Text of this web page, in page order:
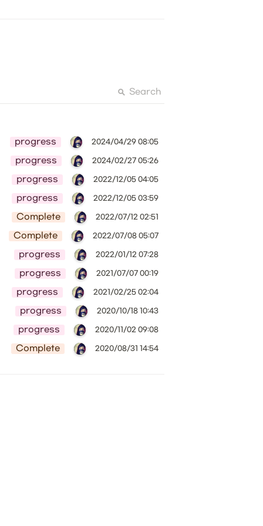
Search
progress 2024/04/29 08:05
progress 2024/02/27 05:26
progress 2022/12/05 04:05
progress 2022/12/05 03:59
Complete 2022/07/12 02:51
Complete 2022/07/08 05:07
progress 2022/01/12 07:28
progress 2021/07/07 00:19
progress 2021/02/25 02:04
progress 2020/10/18 10:43
progress 2020/11/02 09:08
Complete 2020/08/31 14:54